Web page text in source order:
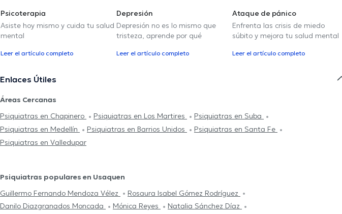
Psicoterapia
Asiste hoy mismo y cuida tu salud
mental
Leer el artículo completo
Depresión
Depresión no es lo mismo que
tristeza, aprende por qué
Leer el artículo completo
Ataque de pánico
Enfrenta las crisis de miedo
súbito y mejora tu salud mental
Leer el artículo completo
Enlaces Útiles
Áreas Cercanas
Psiquiatras en Chapinero
Psiquiatras en Los Martires
Psiquiatras en Suba
Psiquiatras en Medellín
Psiquiatras en Barrios Unidos
Psiquiatras en Santa Fe
Psiquiatras en Valledupar
Psiquiatras populares en Usaquen
Guillermo Fernando Mendoza Vélez
Rosaura Isabel Gómez Rodríguez
Danilo Diazgranados Moncada
Mónica Reyes
Natalia Sánchez Díaz